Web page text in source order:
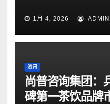
1月 4, 2026 ADMIN
资讯
尚普咨询集团：
碑第一茶饮品牌